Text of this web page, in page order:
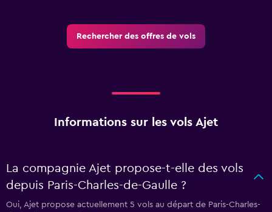
Rechercher des offres de vols
Informations sur les vols Ajet
La compagnie Ajet propose-t-elle des vols
depuis Paris-Charles-de-Gaulle ?
Oui, Ajet propose actuellement 5 vols au départ de Paris-Charles-